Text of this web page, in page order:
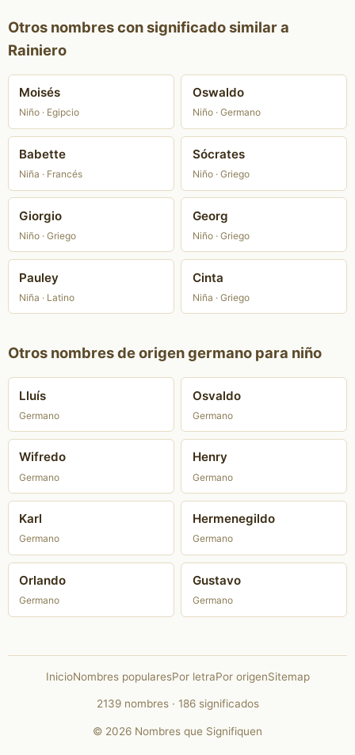
Otros nombres con significado similar a
Rainiero
Moisés
Niño · Egipcio
Oswaldo
Niño · Germano
Babette
Niña · Francés
Sócrates
Niño · Griego
Giorgio
Niño · Griego
Georg
Niño · Griego
Pauley
Niña · Latino
Cinta
Niña · Griego
Otros nombres de origen germano para niño
Lluís
Germano
Osvaldo
Germano
Wifredo
Germano
Henry
Germano
Karl
Germano
Hermenegildo
Germano
Orlando
Germano
Gustavo
Germano
InicioNombres popularesPor letraPor origenSitemap
2139 nombres · 186 significados
© 2026 Nombres que Signifiquen